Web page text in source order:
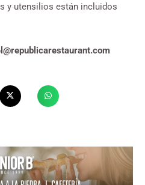
y utensilios están incluidos